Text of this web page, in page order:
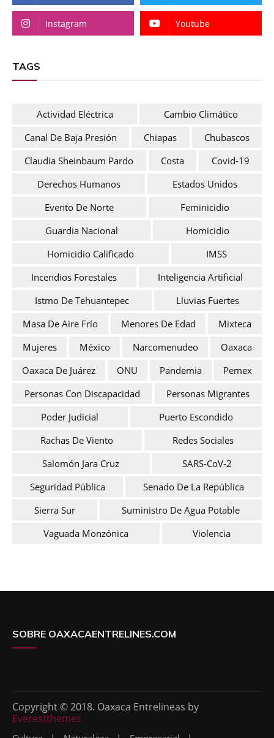
Instagram Youtube
TAGS
Actividad Eléctrica
Cambio Climático
Canal De Baja Presión
Chiapas
Chubascos
Claudia Sheinbaum Pardo
Costa
Covid-19
Derechos Humanos
Estados Unidos
Evento De Norte
Feminicidio
Guardia Nacional
Homicidio
Homicidio Calificado
IMSS
Incendios Forestales
Inteligencia Artificial
Istmo De Tehuantepec
Lluvias Fuertes
Masa De Aire Frío
Menores De Edad
Mixteca
Mujeres
México Narcomenudeo
Oaxaca
Oaxaca De Juárez
ONU Pandemia
Pemex
Personas Con Discapacidad
Personas Migrantes
Poder Judicial
Puerto Escondido
Rachas De Viento
Redes Sociales
Salomón Jara Cruz
SARS-CoV-2
Seguridad Pública
Senado De La República
Sierra Sur
Suministro De Agua Potable
Vaguada Monzónica
Violencia
SOBRE OAXACAENTRELINES.COM
Copyright © 2018. Oaxaca Entrelineas by
Everestthemes